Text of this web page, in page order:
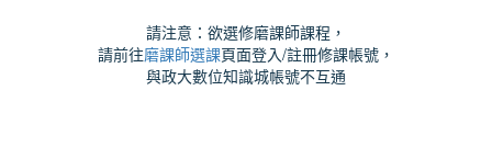
請注意：欲選修磨課師課程，
請前往磨課師選課頁面登入/註冊修課帳號，
與政大數位知識城帳號不互通